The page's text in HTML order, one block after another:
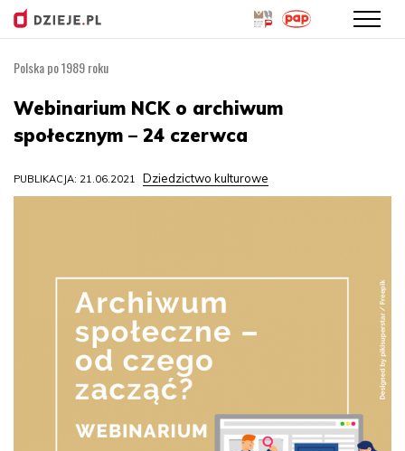
treści
Polska po 1989 roku
Webinarium NCK o archiwum
społecznym – 24 czerwca
PUBLIKACJA: 21.06.2021 Dziedzictwo kulturowe